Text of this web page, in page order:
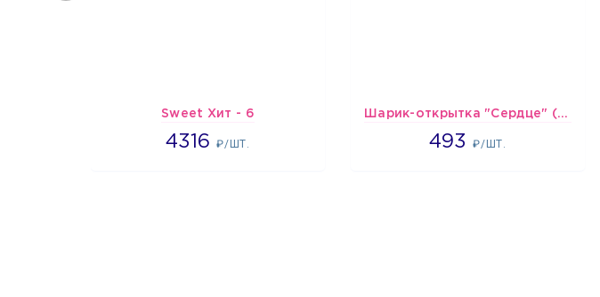
Sweet Хит - 6
4316₽/ШТ.
4316 Шарик-открытка "Сердце" (45 см) - 2
493₽/ШТ.
493